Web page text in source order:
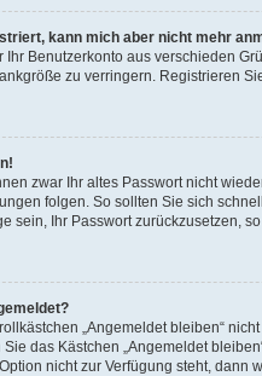
kann mich aber nicht mehr
Ihr Benutzerkonto aus verschieden
zu verringern. Registrieren
zwar Ihr altes Passwort nicht
folgen. So sollten Sie sich
sein, Ihr Passwort zurückzusetzen,
„Angemeldet bleiben“
das Kästchen „Angemeldet
nicht zur Verfügung steht,